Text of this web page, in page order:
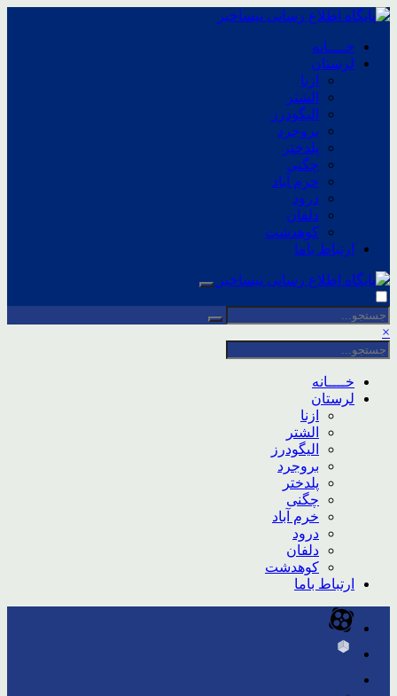
خــــانه
لرستان
ازنا
الشتر
الیگودرز
بروجرد
پلدختر
چگنی
خرم آباد
درود
دلفان
کوهدشت
ارتباط باما
×
خــــانه
لرستان
ازنا
الشتر
الیگودرز
بروجرد
پلدختر
چگنی
خرم آباد
درود
دلفان
کوهدشت
ارتباط باما